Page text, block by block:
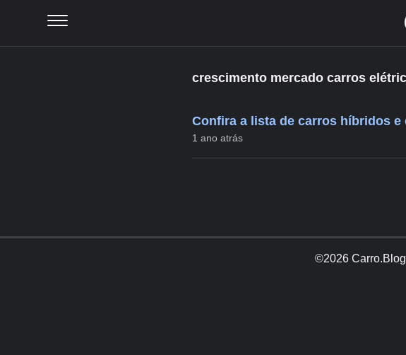
crescimento mercado carros
Confira a lista de carros híbridos
1 ano atrás
©2026